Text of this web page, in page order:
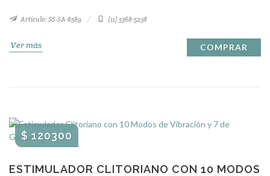
Artículo: SS-SA-8589 (11) 5368-5238
Ver más COMPRAR
ESTIMULADOR CLITORIANO CON 10 MODOS
$ 120300